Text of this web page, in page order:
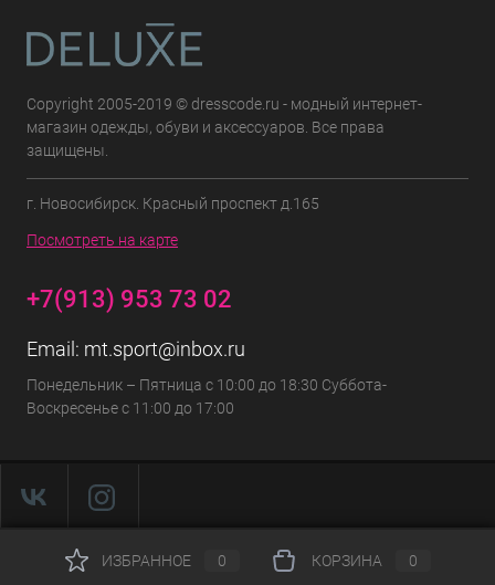
Copyright 2005-2019 © dresscode.ru - модный интернет-
магазин одежды, обуви и аксессуаров. Все права
защищены.
г. Новосибирск. Красный проспект д.165
Посмотреть на карте
+7(913) 953 73 02
Email: mt.sport@inbox.ru
Понедельник – Пятница с 10:00 до 18:30 Суббота-
Воскресенье с 11:00 до 17:00
ИЗБРАННОЕ 0 КОРЗИНА 0